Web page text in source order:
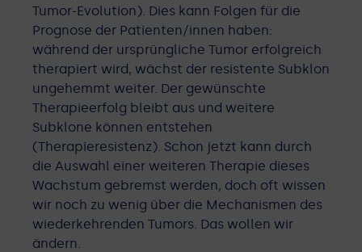
Tumor-Evolution). Dies kann Folgen für die
Prognose der Patienten/innen haben:
während der ursprüngliche Tumor erfolgreich
therapiert wird, wächst der resistente Subklon
ungehemmt weiter. Der gewünschte
Therapieerfolg bleibt aus und weitere
Subklone können entstehen
(Therapieresistenz). Schon jetzt kann durch
die Auswahl einer weiteren Therapie dieses
Wachstum gebremst werden, doch oft wissen
wir noch zu wenig über die Mechanismen des
wiederkehrenden Tumors. Das wollen wir
ändern.